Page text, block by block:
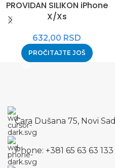
PROVIDAN SILIKON iPhone
X/Xs
632,00 RSD
PROČITAJTE JOŠ
Cara Dušana 75, Novi Sad
Phone: +381 65 63 63 133